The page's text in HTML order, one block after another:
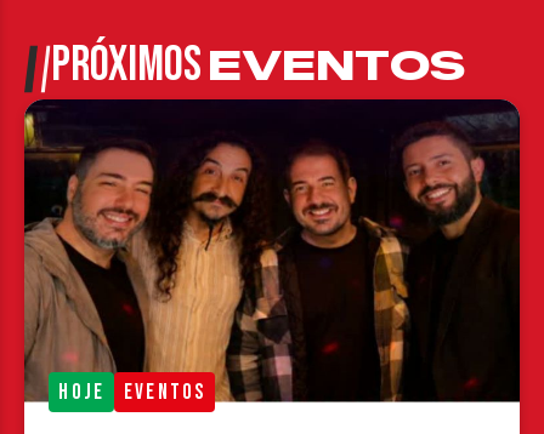
PRÓXIMOSEVENTOS
HOJE EVENTOS